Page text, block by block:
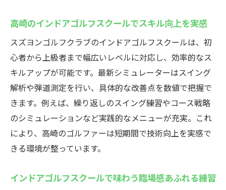
高崎のインドアゴルフスクールの特徴を比
較
自分に合ったインドアゴルフスクールの選
び方
手ぶらで楽しむ高崎市のインドアゴルフ
インドアゴルフスクールなら手ぶらで気軽
に通える
貸出クラブで叶う高崎の快適インドアゴル
フ
手ぶら来店可能なインドアゴルフスクール
高崎のインドアゴルフスクールでスキル向上を実感
スズヨンゴルフクラブのインドアゴルフスクールは、初
心者から上級者まで幅広いレベルに対応し、効率的なス
キルアップが可能です。最新シミュレーターはスイング
解析や弾道測定を行い、具体的な改善点を数値で把握で
きます。例えば、繰り返しのスイング練習やコース戦略
のシミュレーションなど実践的なメニューが充実。これ
により、高崎のゴルファーは短期間で技術向上を実感で
きる環境が整っています。
インドアゴルフスクールで味わう臨場感あふれる練習